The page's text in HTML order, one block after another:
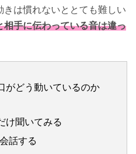
きは慣れないととても難しい
相手に伝わっている音は違っ
がどう動いているのか
け聞いてみる
話する